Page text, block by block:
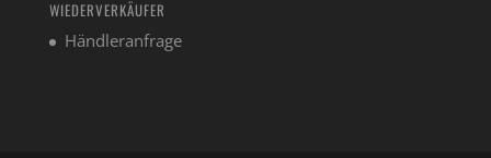
WIEDERVERKÄUFER
Händleranfrage